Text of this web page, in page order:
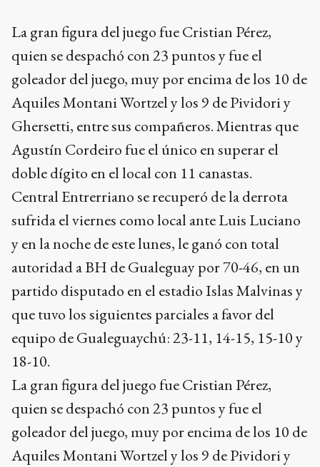
La gran figura del juego fue Cristian Pérez,
quien se despachó con 23 puntos y fue el
goleador del juego, muy por encima de los 10 de
Aquiles Montani Wortzel y los 9 de Pividori y
Ghersetti, entre sus compañeros. Mientras que
Agustín Cordeiro fue el único en superar el
doble dígito en el local con 11 canastas.
Central Entrerriano se recuperó de la derrota
sufrida el viernes como local ante Luis Luciano
y en la noche de este lunes, le ganó con total
autoridad a BH de Gualeguay por 70-46, en un
partido disputado en el estadio Islas Malvinas y
que tuvo los siguientes parciales a favor del
equipo de Gualeguaychú: 23-11, 14-15, 15-10 y
18-10.
La gran figura del juego fue Cristian Pérez,
quien se despachó con 23 puntos y fue el
goleador del juego, muy por encima de los 10 de
Aquiles Montani Wortzel y los 9 de Pividori y